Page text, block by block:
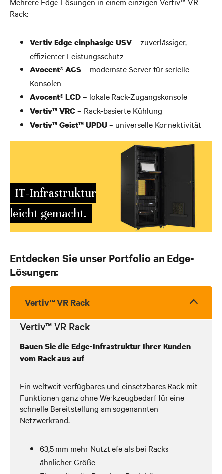
Rack:
Vertiv Edge einphasige USV– zuverlässiger,
effizienter Leistungsschutz
Avocent® ACS– modernste Server für serielle
Konsolen
Avocent® LCD– lokale Rack-Zugangskonsole
Vertiv™ VRC– Rack-basierte Kühlung
Vertiv™ Geist™ UPDU– universelle Konnektivität
IT-Infrastruktur
leicht gemacht.
Entdecken Sie unser Portfolio an Edge-
Lösungen:
Vertiv™ VR Rack
Vertiv™ VR Rack
Bauen Sie die Edge-Infrastruktur Ihrer Kunden
vom Rack aus auf
Ein weltweit verfügbares und einsetzbares Rack mit
Funktionen ganz ohne Werkzeugbedarf für eine
schnelle Bereitstellung am sogenannten
Netzwerkrand.
63,5 mm mehr Nutztiefe als bei Racks
ähnlicher Größe